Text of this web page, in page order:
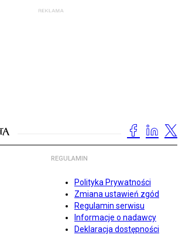
REGULAMIN
Polityka Prywatności
Zmiana ustawień zgód
Regulamin serwisu
Informacje o nadawcy
Deklaracja dostępności